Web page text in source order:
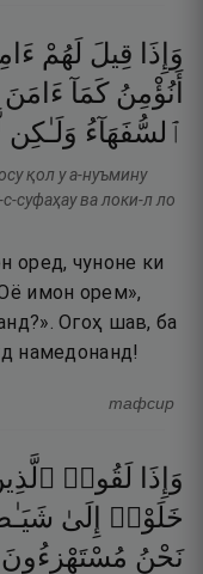
وَإِذَا قِيلَ لَهُمْ
أَنُؤْمِنُ كَمَآ ءَامَنَ
ٱلسُّفَهَآءُ وَلَـٰكِن
қол у а-нуъмину
суфаҳау ва локи-л ло
оред, чуноне ки
имон орем»,
Огоҳ шав, ба
намедонанд!
тафсир
وَإِذَا لَقُوا۟
خَلَوْا۟
إِلَىٰ
نَحْنُ مُسْتَهْزِءُونَ